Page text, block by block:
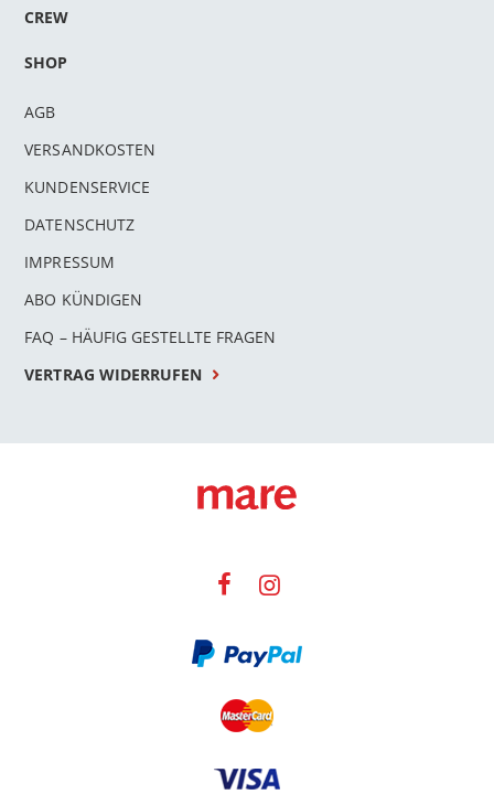
CREW
SHOP
AGB
VERSANDKOSTEN
KUNDENSERVICE
DATENSCHUTZ
IMPRESSUM
ABO KÜNDIGEN
FAQ – HÄUFIG GESTELLTE FRAGEN
VERTRAG WIDERRUFEN